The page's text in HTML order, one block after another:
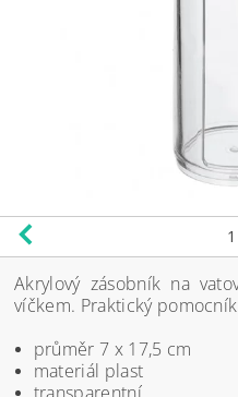
1
Akrylový zásobník na
víčkem. Praktický
průměr 7 x 17,5 cm
materiál plast
transparentní